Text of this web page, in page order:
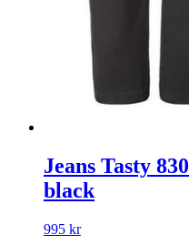
Jeans Tasty
black
995 kr